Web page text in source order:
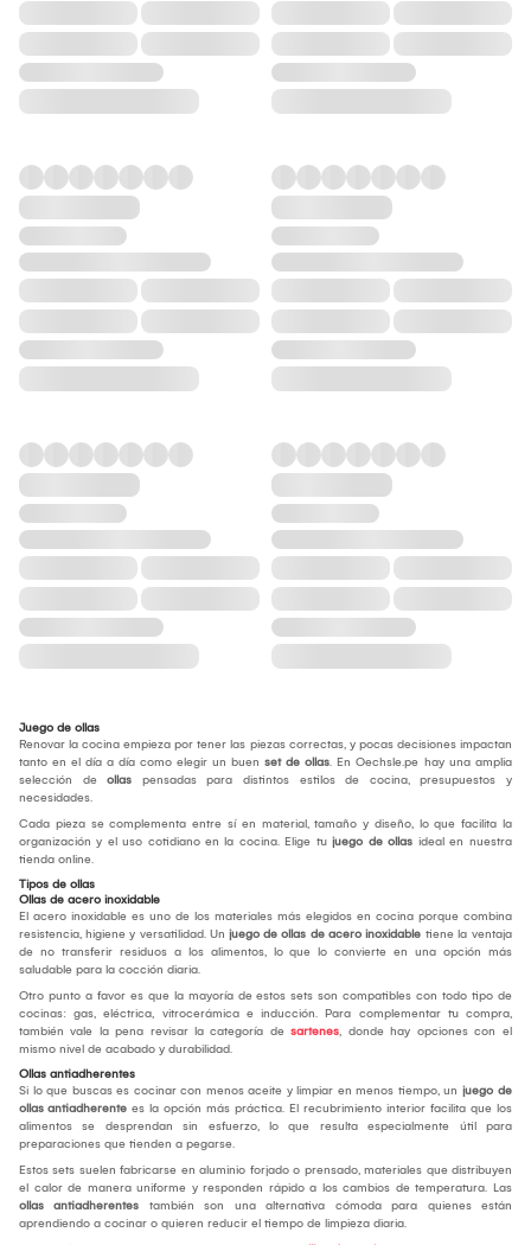
Juego de ollas
Renovar la cocina empieza por tener las piezas correctas, y pocas decisiones impactan
tanto en el día a día como elegir un buen set de ollas. En Oechsle.pe hay una amplia
selección de ollas pensadas para distintos estilos de cocina, presupuestos y
necesidades.
Cada pieza se complementa entre sí en material, tamaño y diseño, lo que facilita la
organización y el uso cotidiano en la cocina. Elige tu juego de ollas ideal en nuestra
tienda online.
Tipos de ollas
Ollas de acero inoxidable
El acero inoxidable es uno de los materiales más elegidos en cocina porque combina
resistencia, higiene y versatilidad. Un juego de ollas de acero inoxidable tiene la ventaja
de no transferir residuos a los alimentos, lo que lo convierte en una opción más
saludable para la cocción diaria.
Otro punto a favor es que la mayoría de estos sets son compatibles con todo tipo de
cocinas: gas, eléctrica, vitrocerámica e inducción. Para complementar tu compra,
también vale la pena revisar la categoría de sartenes, donde hay opciones con el
mismo nivel de acabado y durabilidad.
Ollas antiadherentes
Si lo que buscas es cocinar con menos aceite y limpiar en menos tiempo, un juego de
ollas antiadherente es la opción más práctica. El recubrimiento interior facilita que los
alimentos se desprendan sin esfuerzo, lo que resulta especialmente útil para
preparaciones que tienden a pegarse.
Estos sets suelen fabricarse en aluminio forjado o prensado, materiales que distribuyen
el calor de manera uniforme y responden rápido a los cambios de temperatura. Las
ollas antiadherentes también son una alternativa cómoda para quienes están
aprendiendo a cocinar o quieren reducir el tiempo de limpieza diaria.